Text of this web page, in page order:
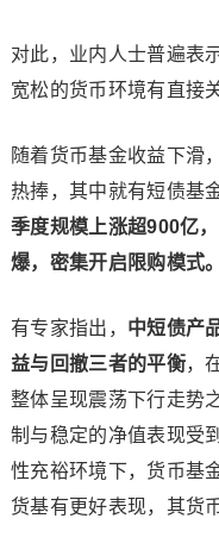
对此，业内人士普遍表
宽松的货币环境有直接
随着货币基金收益下滑
热捧，其中就有短债基金
季度规模上涨超900亿
爆，密集开启限购模式。
有专家指出， 中短债产
益与回撤三者的平衡，
整体呈现震荡下行走势
制与稳定的净值表现受
性充裕环境下，货币基
货基有更好表现，其货